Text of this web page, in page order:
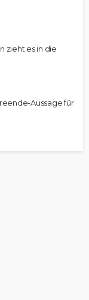
zieht es in die
Aussage für